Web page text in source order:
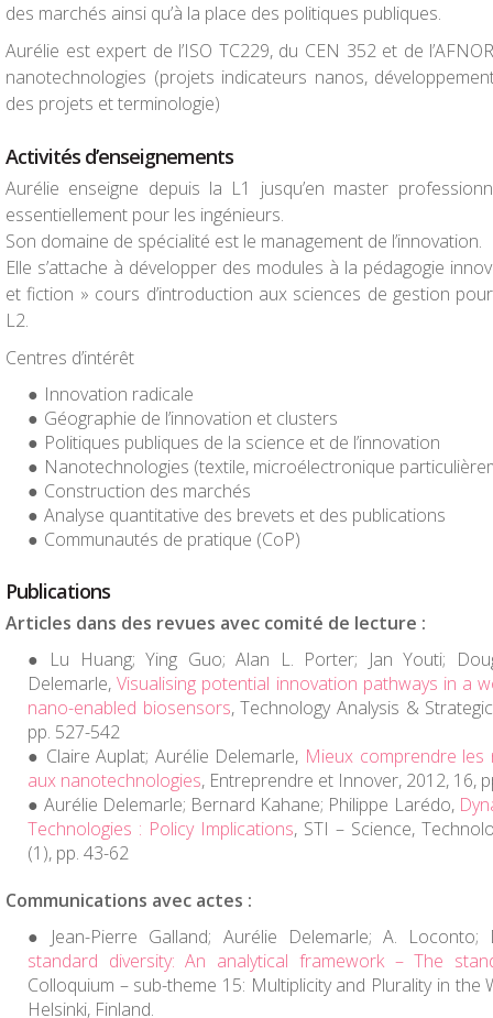
des marchés ainsi qu’à la place des politiques publiques.
Aurélie est expert de l’ISO TC229, du CEN 352 et de
nanotechnologies (projets indicateurs nanos,
des projets et terminologie)
Activités d’enseignements
Aurélie enseigne depuis la L1 jusqu’en master
essentiellement pour les ingénieurs.
Son domaine de spécialité est le management de l’innovation.
Elle s’attache à développer des modules à la pédagogie
et fiction » cours d’introduction aux sciences de gestion
L2.
Centres d’intérêt
Innovation radicale
Géographie de l’innovation et clusters
Politiques publiques de la science et de l’innovation
Nanotechnologies (textile, microélectronique
Construction des marchés
Analyse quantitative des brevets et des publications
Communautés de pratique (CoP)
Publications
Articles dans des revues avec comité de lecture :
Lu Huang; Ying Guo; Alan L. Porter; Jan Youti;
Delemarle,Visualising potential innovation pathways in a
nano-enabled biosensors,Technology Analysis &
pp. 527-542
Claire Auplat; Aurélie Delemarle, Mieux comprendre
aux nanotechnologies, Entreprendre et Innover, 2012, 16,
Aurélie Delemarle; Bernard Kahane; Philippe Larédo,
Technologies : Policy Implications, STI – Science,
(1), pp. 43-62
Communications avec actes :
Jean-Pierre Galland; Aurélie Delemarle; A.
standard diversity: An analytical framework – The
Colloquium – sub-theme 15: Multiplicity and Plurality in the
Helsinki, Finland.